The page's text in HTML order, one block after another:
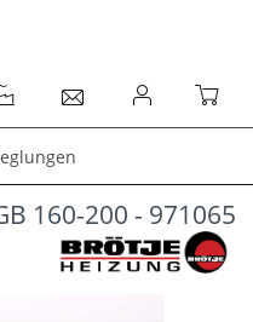
160-200 - 971065